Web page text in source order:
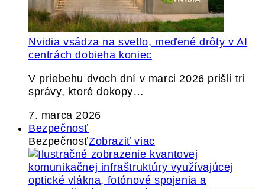
Nvidia vsádza na svetlo, meďené drôty v AI
centrách dobieha koniec
V priebehu dvoch dní v marci 2026 prišli tri
správy, ktoré dokopy…
7. marca 2026
Bezpečnosť
BezpečnosťZobraziť viac